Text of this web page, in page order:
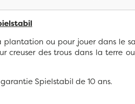
ou pour jouer dans le
creuser des trous dans la terre
Spielstabil de 10 ans.